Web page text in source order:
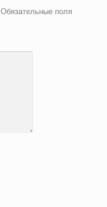
Обязательные поля